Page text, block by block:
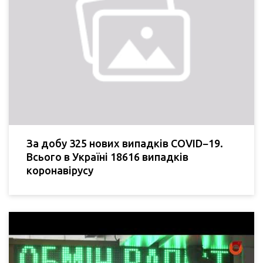
За добу 325 нових випадків COVID−19.
Всього в Україні 18616 випадків
коронавірусу